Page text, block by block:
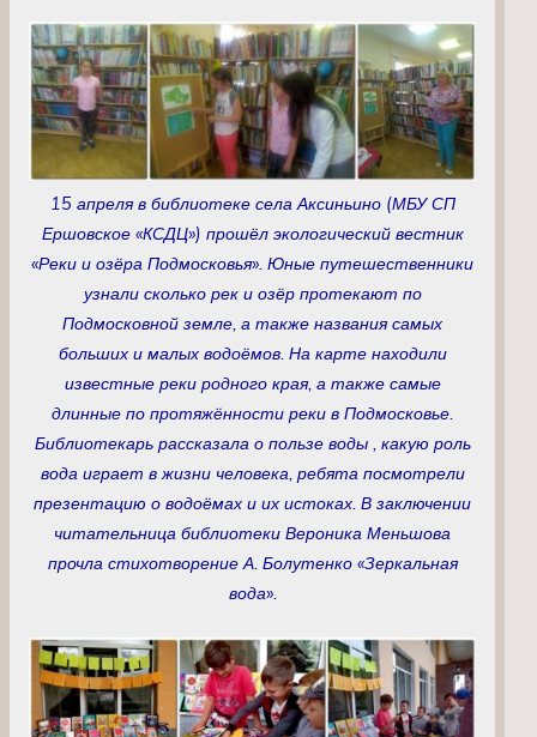
15 апреля в библиотеке села Аксиньино (МБУ СП
Ершовское «КСДЦ») прошёл экологический вестник
«Реки и озёра Подмосковья». Юные путешественники
узнали сколько рек и озёр протекают по
Подмосковной земле, а также названия самых
больших и малых водоёмов. На карте находили
известные реки родного края, а также самые
длинные по протяжённости реки в Подмосковье.
Библиотекарь рассказала о пользе воды , какую роль
вода играет в жизни человека, ребята посмотрели
презентацию о водоёмах и их истоках. В заключении
читательница библиотеки Вероника Меньшова
прочла стихотворение А. Болутенко «Зеркальная
вода».